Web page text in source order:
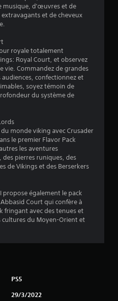
t
o
e
s
u
r
5
(
musique, d'œuvres et de
et de cheveux
royale totalement
Royal Court, et observez
vie. Commandez de grandes
confectionnez et
soyez témoin de
du système de
monde viking avec Crusader
le premier Flavor Pack
les aventures
des pierres runiques, des
de Vikings et des Berserkers
propose également le pack
Court qui confère à
fringant avec des tenues et
du Moyen-Orient et
PS5
29/3/2022